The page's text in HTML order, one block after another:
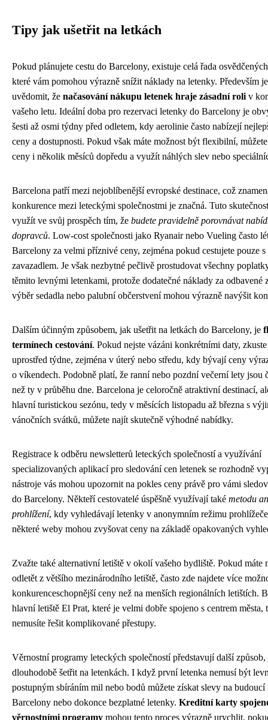
Tipy jak ušetřit na letkách
Pokud plánujete cestu do Barcelony, existuje celá řada
které vám pomohou výrazně snížit náklady na letenky. Především
uvědomit, že načasování nákupu letenek hraje zásadní roli v
vašeho letu. Ideální doba pro rezervaci letenky do Barcelony je
šesti až osmi týdny před odletem, kdy aerolinie často nabízejí
ceny a dostupnosti. Pokud však máte možnost být flexibilní,
ceny i několik měsíců dopředu a využít náhlých slev nebo
Barcelona patří mezi nejoblíbenější evropské destinace, což
konkurence mezi leteckými společnostmi je značná. Tuto
využít ve svůj prospěch tím, že budete pravidelně porovnávat
dopravců. Low-cost společnosti jako Ryanair nebo Vueling často
Barcelony za velmi příznivé ceny, zejména pokud cestujete pouze
zavazadlem. Je však nezbytné pečlivě prostudovat všechny
těmito levnými letenkami, protože dodatečné náklady za odbavené
výběr sedadla nebo palubní občerstvení mohou výrazně navýšit
Dalším účinným způsobem, jak ušetřit na letkách do Barcelony, je
termínech cestování. Pokud nejste vázáni konkrétními daty,
uprostřed týdne, zejména v úterý nebo středu, kdy bývají ceny
o víkendech. Podobně platí, že ranní nebo pozdní večerní lety jsou
než ty v průběhu dne. Barcelona je celoročně atraktivní destinací,
hlavní turistickou sezónu, tedy v měsících listopadu až března s
vánočních svátků, můžete najít skutečně výhodné nabídky.
Registrace k odběru newsletterů leteckých společností a využívání
specializovaných aplikací pro sledování cen letenek se rozhodně
nástroje vás mohou upozornit na pokles ceny právě pro vámi
do Barcelony. Někteří cestovatelé úspěšně využívají také metodu
prohlížení, kdy vyhledávají letenky v anonymním režimu
některé weby mohou zvyšovat ceny na základě opakovaných
Zvažte také alternativní letiště v okolí vašeho bydliště. Pokud máte
odletět z většího mezinárodního letiště, často zde najdete více
konkurenceschopnější ceny než na menších regionálních letištích.
hlavní letiště El Prat, které je velmi dobře spojeno s centrem města,
nemusíte řešit komplikované přestupy.
Věrnostní programy leteckých společností představují další způsob,
dlouhodobě šetřit na letenkách. I když první letenka nemusí být
postupným sbíráním mil nebo bodů můžete získat slevy na budoucí
Barcelony nebo dokonce bezplatné letenky. Kreditní karty
věrnostními programy mohou tento proces výrazně urychlit,